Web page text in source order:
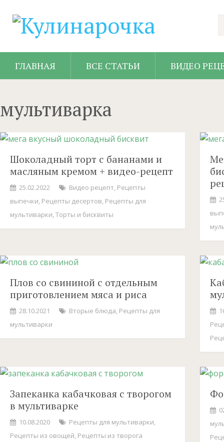
ГЛАВНАЯ ВСЕ СТАТЬИ ВИДЕО
мультиварка
Шоколадный торт с бананами и
масляным кремом + видео-рецепт
25.02.2022 Видео рецепт, Рецепты
выпечки, Рецепты десертов, Рецепты для
мультиварки,Торты и бисквиты
Плов со свининой с отдельным
приготовлением мяса и риса
28.10.2021 Вторые блюда, Рецепты для
мультиварки
Запеканка кабачковая с творогом
в мультиварке
10.08.2020 Рецепты для мультиварки,
Рецепты из овощей, Рецепты из творога